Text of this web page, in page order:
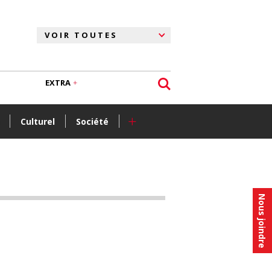
Nous joindre
Culturel Société +
EXTRA